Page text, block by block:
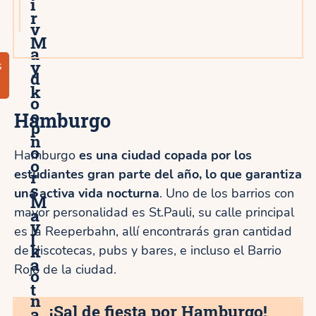
r
M
y
k
o
n
o
s
a
l
a
t
v
a
d
o
p
o
r
M
y
k
o
n
Hamburgo
Hamburgo es una ciudad copada por los
estudiantes gran parte del año, lo que garantiza
una activa vida nocturna. Uno de los barrios con
mayor personalidad es St.Pauli, su calle principal
es la Reeperbahn, allí encontrarás gran cantidad
de discotecas, pubs y bares, e incluso el Barrio
Rojo de la ciudad.
¡Sal de fiesta por Hamburgo!